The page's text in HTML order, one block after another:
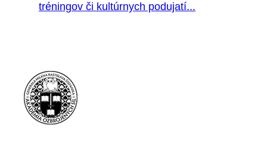
tréningov či kultúrnych podujatí...